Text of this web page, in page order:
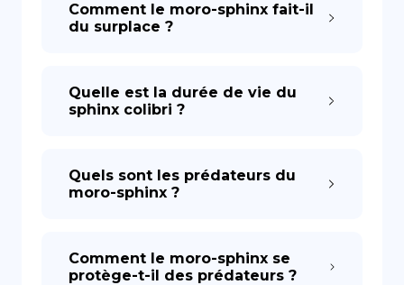
Comment le moro-sphinx fait-il
du surplace ?
Quelle est la durée de vie du
sphinx colibri ?
Quels sont les prédateurs du
moro-sphinx ?
Comment le moro-sphinx se
protège-t-il des prédateurs ?